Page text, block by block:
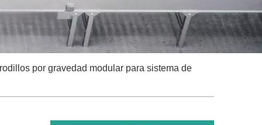
por gravedad modular para sistema de